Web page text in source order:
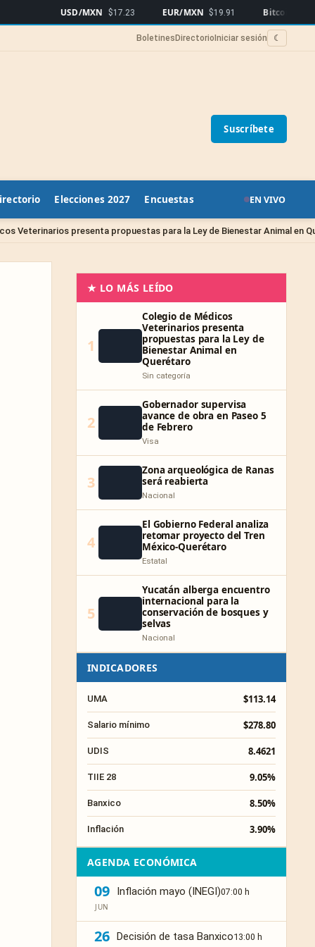
USD/MXN $17.23 EUR/MXN $19.91 Bitcoin $64,757
Boletines Directorio Iniciar sesión ☾
Suscríbete
Elecciones 2027 Encuestas EN VIVO
propuestas para la Ley de Bienestar Animal en Querétaro
★ LO MÁS LEÍDO
1
Colegio de Médicos
Veterinarios presenta
propuestas para la Ley de
Bienestar Animal en
Querétaro
Sin categoría
2
Gobernador supervisa
avance de obra en Paseo 5
de Febrero
Visa
3
Zona arqueológica de Ranas
será reabierta
Nacional
4
El Gobierno Federal analiza
retomar proyecto del Tren
México-Querétaro
Estatal
5
Yucatán alberga encuentro
internacional para la
conservación de bosques y
selvas
Nacional
INDICADORES
UMA $113.14
Salario mínimo $278.80
UDIS 8.4621
TIIE 28 9.05%
Banxico 8.50%
Inflación 3.90%
AGENDA ECONÓMICA
09
JUN
Inflación mayo (INEGI)07:00 h
26 Decisión de tasa Banxico13:00 h